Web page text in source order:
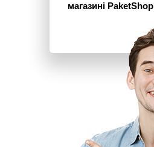
магазині PaketShop